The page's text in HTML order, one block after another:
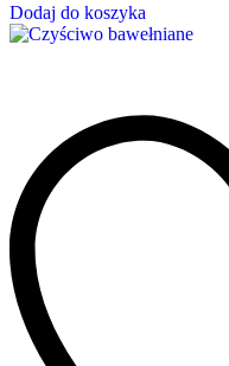
Dodaj do koszyka